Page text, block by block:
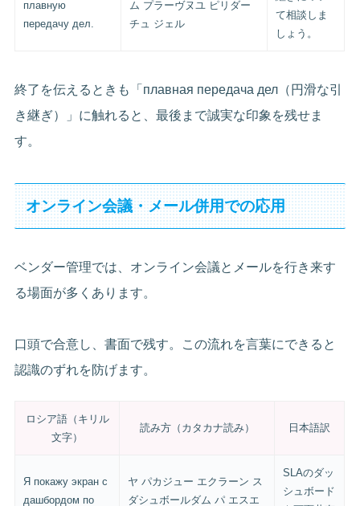
плавную
передачу дел.
ム プラーヴヌユ ピリダー
チュ ジェル
て相談しま
しょう。
終了を伝えるときも「плавная передача дел（円滑な引
き継ぎ）」に触れると、最後まで誠実な印象を残せま
す。
オンライン会議・メール併用での応用
ベンダー管理では、オンライン会議とメールを行き来す
る場面が多くあります。
口頭で合意し、書面で残す。この流れを言葉にできると
認識のずれを防げます。
ロシア語（キリル
文字）
読み方（カタカナ読み） 日本語訳
Я покажу экран с
дашбордом по
ヤ パカジュー エクラーン ス
ダシュボールダム パ エスエ
SLAのダッ
シュボード